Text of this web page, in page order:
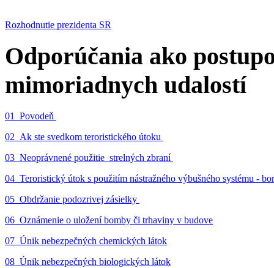
Rozhodnutie prezidenta SR
Odporúčania ako
mimoriadnych udalostí
01_Povodeň
02_Ak ste svedkom teroristického útoku
03_Neoprávnené použitie strelných zbraní
04_Teroristický útok s použitím nástražného výbušného systému -
05_Obdržanie podozrivej zásielky
06_Oznámenie o uložení bomby či trhaviny v budove
07_Únik nebezpečných chemických látok
08_Únik nebezpečných biologických látok